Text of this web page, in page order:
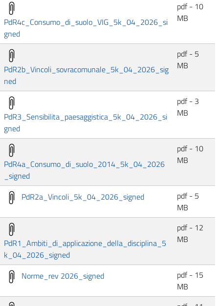
PdR4c_Consumo_di_suolo_VIG_5k_04_2026_si
gned
pdf - 10
MB
PdR2b_Vincoli_sovracomunale_5k_04_2026_sig
ned
pdf - 5
MB
PdR3_Sensibilita_paesaggistica_5k_04_2026_si
gned
pdf - 3
MB
PdR4a_Consumo_di_suolo_2014_5k_04_2026
_signed
pdf - 10
MB
PdR2a_Vincoli_5k_04_2026_signed
pdf - 5
MB
PdR1_Ambiti_di_applicazione_della_disciplina_5
k_04_2026_signed
pdf - 12
MB
Norme_rev 2026_signed
pdf - 15
MB